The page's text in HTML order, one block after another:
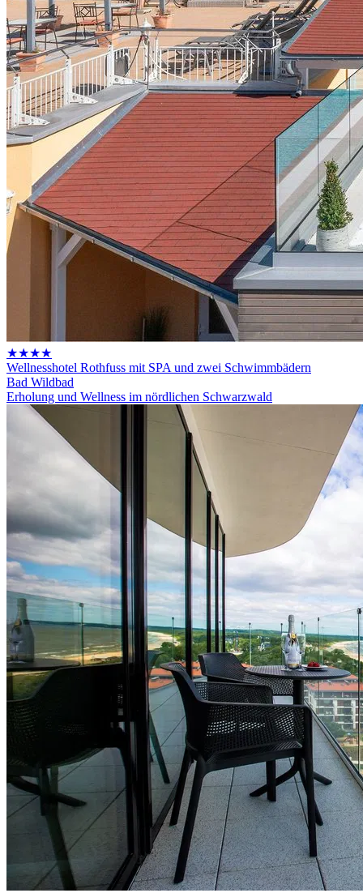
★★★★
Wellnesshotel Rothfuss mit SPA und zwei Schwimmbädern
Bad Wildbad
Erholung und Wellness im nördlichen Schwarzwald